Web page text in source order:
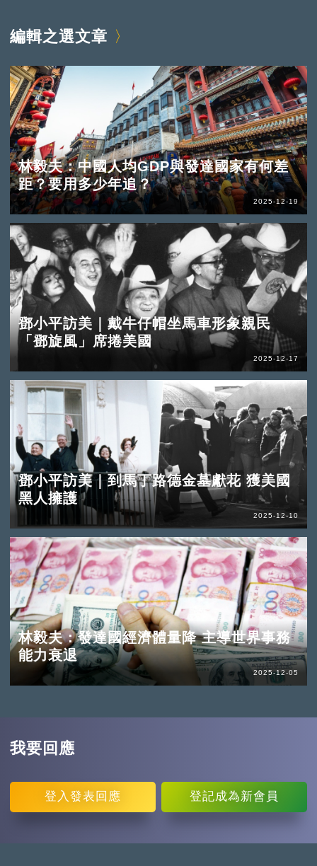
編輯之選文章
林毅夫：中國人均GDP與發達國家有何差
距？要用多少年追？
2025-12-19
鄧小平訪美｜戴牛仔帽坐馬車形象親民
「鄧旋風」席捲美國
2025-12-17
鄧小平訪美｜到馬丁路德金墓獻花 獲美國
黑人擁護
2025-12-10
林毅夫：發達國經濟體量降 主導世界事務
能力衰退
2025-12-05
我要回應
登入 發表回應 登記成為新會員